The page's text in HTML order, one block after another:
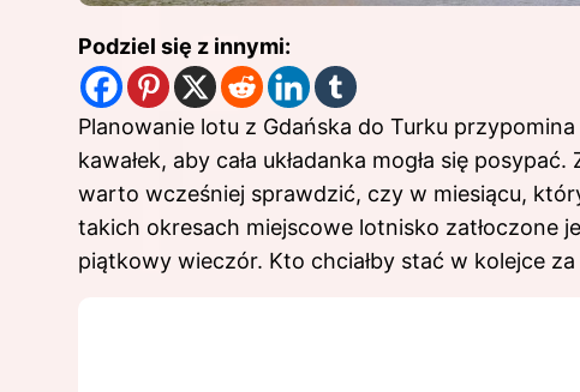
Podziel się z innymi:
Planowanie lotu z Gdańska do Turku
kawałek, aby cała układanka mogła się
warto wcześniej sprawdzić, czy w miesiącu,
takich okresach miejscowe lotnisko zatłoczone
piątkowy wieczór. Kto chciałby stać w kolejce